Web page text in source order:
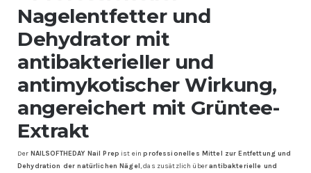
Nagelentfetter und
Dehydrator mit
antibakterieller und
antimykotischer Wirkung,
angereichert mit Grüntee-
Extrakt
Der NAILSOFTHEDAY Nail Prep ist einprofessionelles Mittel zur Entfettung und
Dehydration der natürlichen Nägel, das zusätzlich überantibakterielle und